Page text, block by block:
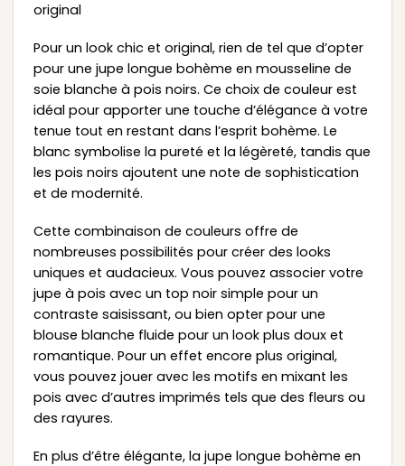
original
Pour un look chic et original, rien de tel que d’opter
pour une jupe longue bohème en mousseline de
soie blanche à pois noirs. Ce choix de couleur est
idéal pour apporter une touche d’élégance à votre
tenue tout en restant dans l’esprit bohème. Le
blanc symbolise la pureté et la légèreté, tandis que
les pois noirs ajoutent une note de sophistication
et de modernité.
Cette combinaison de couleurs offre de
nombreuses possibilités pour créer des looks
uniques et audacieux. Vous pouvez associer votre
jupe à pois avec un top noir simple pour un
contraste saisissant, ou bien opter pour une
blouse blanche fluide pour un look plus doux et
romantique. Pour un effet encore plus original,
vous pouvez jouer avec les motifs en mixant les
pois avec d’autres imprimés tels que des fleurs ou
des rayures.
En plus d’être élégante, la jupe longue bohème en